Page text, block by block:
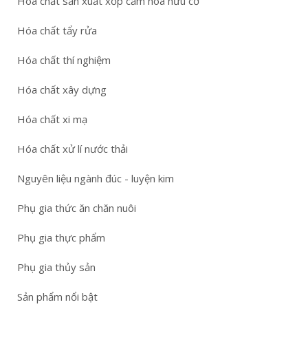
Hóa chất tẩy rửa
Hóa chất thí nghiệm
Hóa chất xây dựng
Hóa chất xi mạ
Hóa chất xử lí nước thải
Nguyên liệu ngành đúc - luyện kim
Phụ gia thức ăn chăn nuôi
Phụ gia thực phẩm
Phụ gia thủy sản
Sản phẩm nổi bật